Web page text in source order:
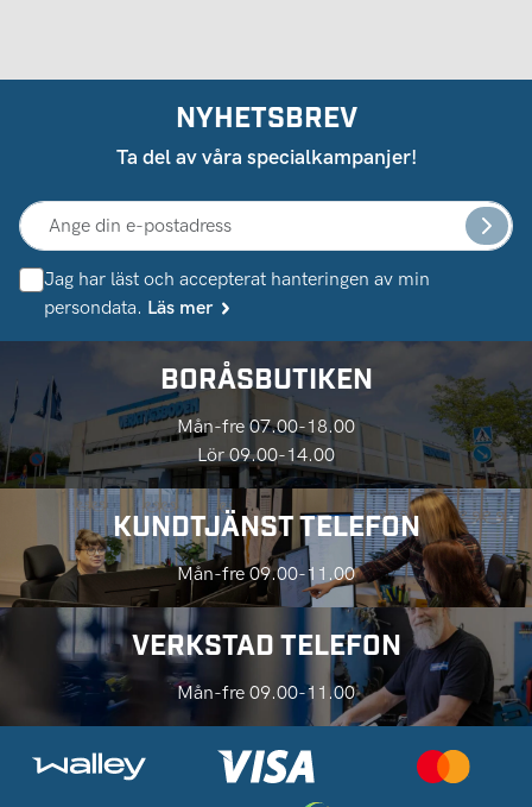
NYHETSBREV
Ta del av våra specialkampanjer!
Jag har läst och accepterat hanteringen av min
persondata. Läs mer
BORÅSBUTIKEN
Mån-fre 07.00-18.00
Lör 09.00-14.00
KUNDTJÄNST TELEFON
Mån-fre 09.00-11.00
VERKSTAD TELEFON
Mån-fre 09.00-11.00